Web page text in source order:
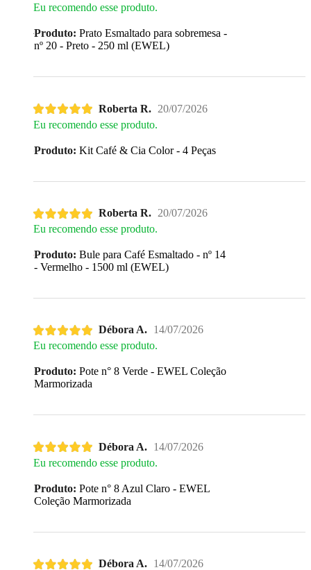
Eu recomendo esse produto.
Produto: Prato Esmaltado para sobremesa -
nº 20 - Preto - 250 ml (EWEL)
Roberta R. 20/07/2026
Eu recomendo esse produto.
Produto: Kit Café & Cia Color - 4 Peças
Roberta R. 20/07/2026
Eu recomendo esse produto.
Produto: Bule para Café Esmaltado - nº 14
- Vermelho - 1500 ml (EWEL)
Débora A. 14/07/2026
Eu recomendo esse produto.
Produto: Pote n° 8 Verde - EWEL Coleção
Marmorizada
Débora A. 14/07/2026
Eu recomendo esse produto.
Produto: Pote n° 8 Azul Claro - EWEL
Coleção Marmorizada
Débora A. 14/07/2026